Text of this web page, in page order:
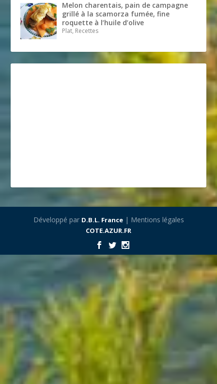
Melon charentais, pain de campagne
grillé à la scamorza fumée, fine
roquette à l’huile d’olive
Plat, Recettes
Développé par D.B.L. France| Mentions légales
COTE.AZUR.FR